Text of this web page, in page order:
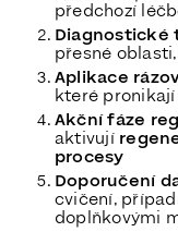
předchozí
Diagnostické
přesné
Aplikace
které
Akční fáze
aktivují
procesy
Doporučení
cvičení,
doplňkovými